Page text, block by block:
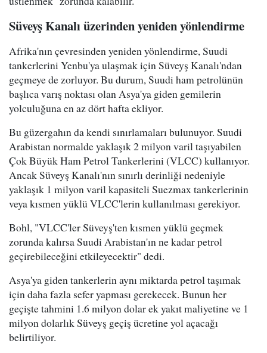
Süveyş Kanalı üzerinden yeniden yönlendirme
Afrika'nın çevresinden yeniden yönlendirme, Suudi
tankerlerini Yenbu'ya ulaşmak için Süveyş Kanalı'ndan
geçmeye de zorluyor. Bu durum, Suudi ham petrolünün
başlıca varış noktası olan Asya'ya giden gemilerin
yolculuğuna en az dört hafta ekliyor.
Bu güzergahın da kendi sınırlamaları bulunuyor. Suudi
Arabistan normalde yaklaşık 2 milyon varil taşıyabilen
Çok Büyük Ham Petrol Tankerlerini (VLCC) kullanıyor.
Ancak Süveyş Kanalı'nın sınırlı derinliği nedeniyle
yaklaşık 1 milyon varil kapasiteli Suezmax tankerlerinin
veya kısmen yüklü VLCC'lerin kullanılması gerekiyor.
Bohl, "VLCC'ler Süveyş'ten kısmen yüklü geçmek
zorunda kalırsa Suudi Arabistan'ın ne kadar petrol
geçirebileceğini etkileyecektir" dedi.
Asya'ya giden tankerlerin aynı miktarda petrol taşımak
için daha fazla sefer yapması gerekecek. Bunun her
geçişte tahmini 1.6 milyon dolar ek yakıt maliyetine ve 1
milyon dolarlık Süveyş geçiş ücretine yol açacağı
belirtiliyor.